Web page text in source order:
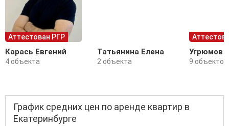
Аттестован РГР
Карась Евгений
4 объекта
Татьянина Елена
2 объекта
Угрюмов
9 объектов
График средних цен по аренде квартир в
Екатеринбурге